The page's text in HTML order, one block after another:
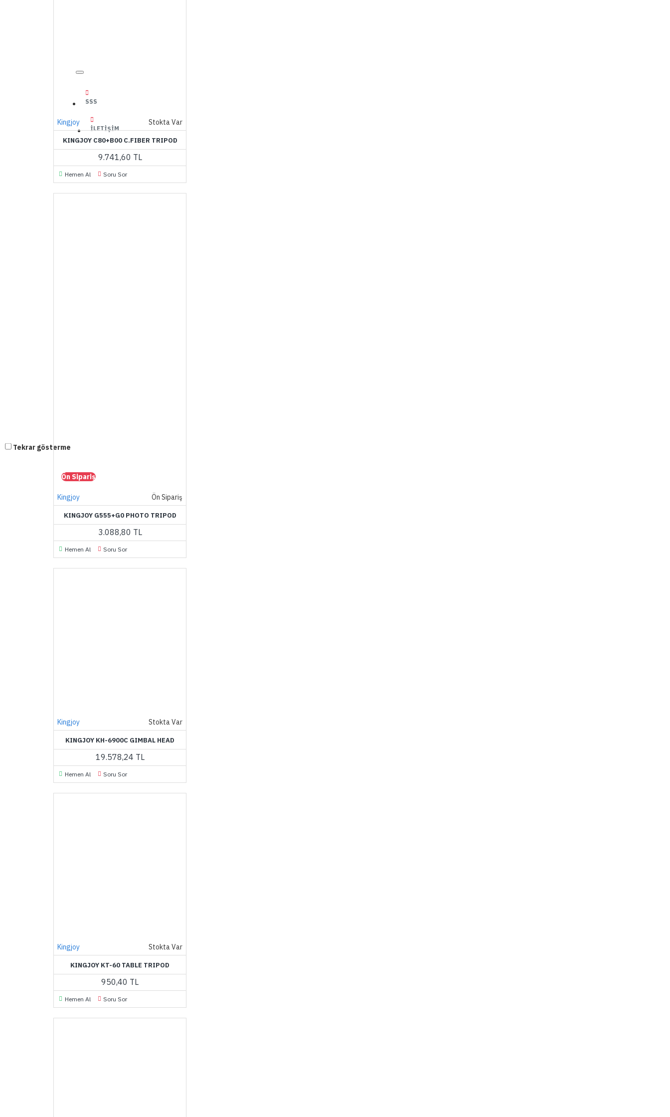
Tekrar gösterme
SSS
İLETIŞIM
Kingjoy Stokta Var
KINGJOY C80+B00 C.FIBER TRIPOD
9.741,60 TL
Hemen Al Soru Sor
Ön Sipariş
Kingjoy Ön Sipariş
KINGJOY G555+G0 PHOTO TRIPOD
3.088,80 TL
Hemen Al Soru Sor
Kingjoy Stokta Var
KINGJOY KH-6900C GIMBAL HEAD
19.578,24 TL
Hemen Al Soru Sor
Kingjoy Stokta Var
KINGJOY KT-60 TABLE TRIPOD
950,40 TL
Hemen Al Soru Sor